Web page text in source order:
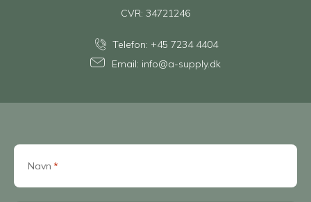
Navn *
CVR: 34721246
Telefon: +45 7234 4404
Email: info@a-supply.dk